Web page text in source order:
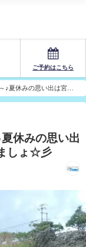
ご予約はこちら
夏休みの思い出は宮古
休みの思い出
ましょ☆彡